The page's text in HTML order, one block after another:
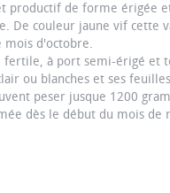
productif de forme érigée
De couleur jaune vif cette
d'octobre.
fertile, à port semi-érigé et
ou blanches et ses
peser jusque 1200
dès le début du mois de